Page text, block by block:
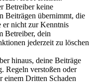
Betreiber keine
Beiträgen übernimmt, die
er nicht zur Kenntnis
Betreiber, dein
jederzeit zu löschen
hinaus, deine Beiträge
Regeln verstoßen oder
einem Dritten Schaden